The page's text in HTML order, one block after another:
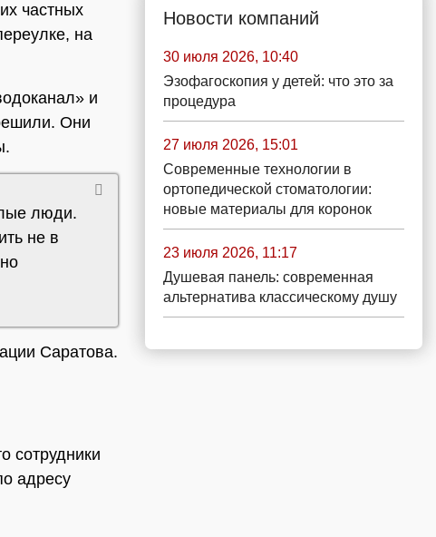
частных
на
и
Они
люди.
не в
Саратова.
сотрудники
адресу
Новости компаний
30 июля 2026, 10:40
Эзофагоскопия у детей: что это за
процедура
27 июля 2026, 15:01
Современные технологии в
ортопедической стоматологии:
новые материалы для коронок
23 июля 2026, 11:17
Душевая панель: современная
альтернатива классическому душу